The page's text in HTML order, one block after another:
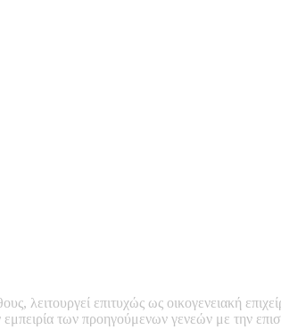
λειτουργεί επιτυχώς ως οικογενειακή
των προηγούμενων γενεών με την